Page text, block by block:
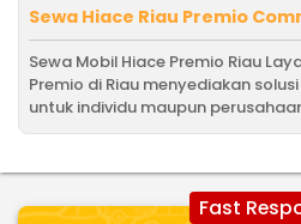
Sewa Hiace Riau Premio
Sewa Mobil Hiace Premio Riau
Premio di Riau menyediakan
untuk individu maupun
Fast